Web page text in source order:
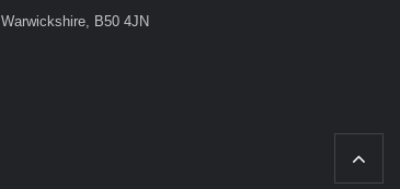
Warwickshire, B50 4JN